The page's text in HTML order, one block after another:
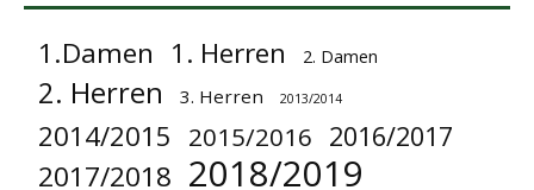
1.Damen 1. Herren 2. Damen
2. Herren 3. Herren 2013/2014
2014/2015 2015/2016 2016/2017
2017/2018 2018/2019